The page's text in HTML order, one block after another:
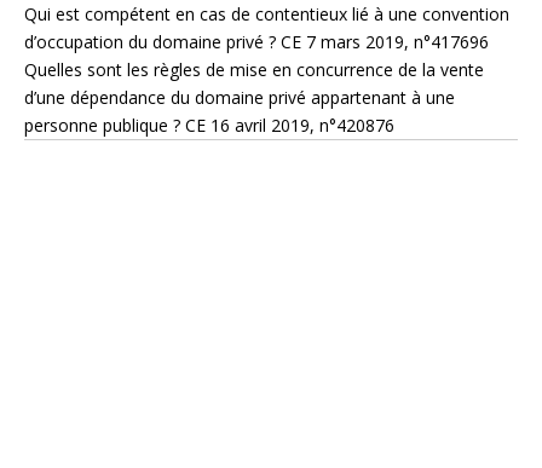
Qui est compétent en cas de contentieux lié à une convention
d’occupation du domaine privé ? CE 7 mars 2019, n°417696
Quelles sont les règles de mise en concurrence de la vente
d’une dépendance du domaine privé appartenant à une
personne publique ? CE 16 avril 2019, n°420876